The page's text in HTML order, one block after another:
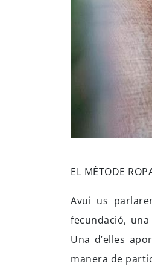
EL MÈTODE
Avui us
fecundació,
Una d’elles
manera de